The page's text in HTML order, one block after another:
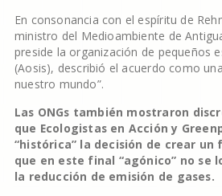
En consonancia con el espíritu de
ministro del Medioambiente de
preside la organización de pequeños
(Aosis), describió el acuerdo como
nuestro mundo”.
Las ONGs también mostraron
que Ecologistas en Acción y
“histórica” la decisión de crear
que en este final “agónico” no se
la reducción de emisión de gases.